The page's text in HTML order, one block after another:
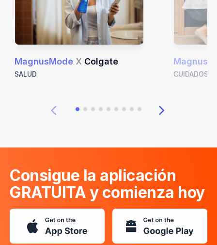
MagnusMode X Colgate
SALUD CUIDADOS
Consigue la aplicación
GRATUITA y comienza hoy